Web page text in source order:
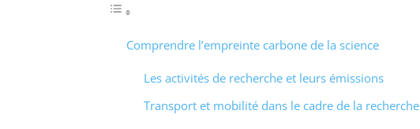
Comprendre l’empreinte carbone de la science
Les activités de recherche et leurs émissions
Transport et mobilité dans le cadre de la recherche